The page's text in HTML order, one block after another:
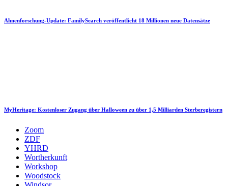
Ahnenforschung-Update: FamilySearch veröffentlicht 18 Millionen neue Datensätze
MyHeritage: Kostenloser Zugang über Halloween zu über 1,5 Milliarden Sterberegistern
Zoom
ZDF
YHRD
Wortherkunft
Workshop
Woodstock